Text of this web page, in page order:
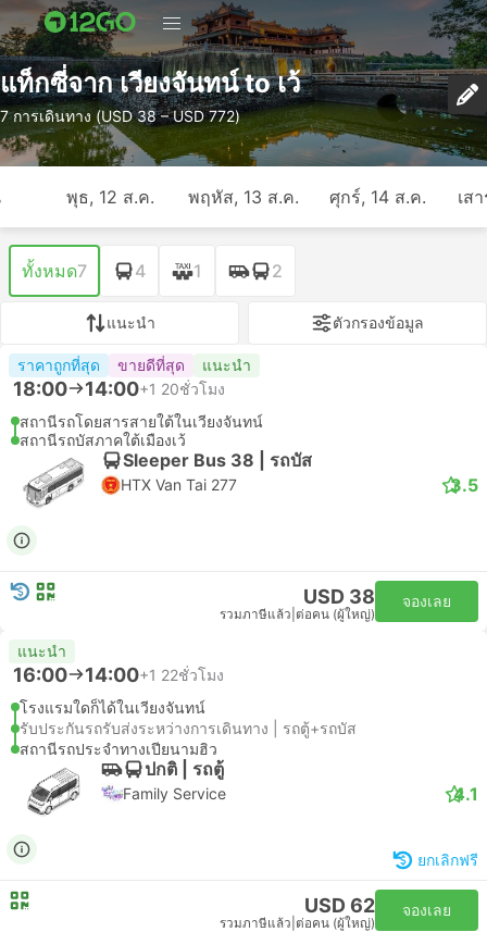
แท็กซี่จาก เวียงจันทน์ to เว้
7 การเดินทาง (USD 38 – USD 772)
พุธ, 12 ส.ค. พฤหัส, 13 ส.ค. ศุกร์, 14 ส.ค. เส
ทั้งหมด7 4 1 2
แนะนำ ตัวกรองข้อมูล
ราคาถูกที่สุด ขายดีที่สุด แนะนำ
18:00 14:00+1 20ชั่วโมง
สถานีรถโดยสารสายใต้ในเวียงจันทน์
สถานีรถบัสภาคใต้เมืองเว้
Sleeper Bus 38 | รถบัส
HTX Van Tai 277 3.5
USD 38
รวมภาษีแล้ว ต่อคน (ผู้ใหญ่)
จองเลย
แนะนำ
16:00 14:00+1 22ชั่วโมง
โรงแรมใดก็ได้ในเวียงจันทน์
รับประกันรถรับส่งระหว่างการเดินทาง | รถตู้+รถบัส
สถานีรถประจำทางเปียนามฮิว
ปกติ | รถตู้
Family Service 4.1
ยกเลิกฟรี
USD 62
รวมภาษีแล้ว ต่อคน (ผู้ใหญ่)
จองเลย